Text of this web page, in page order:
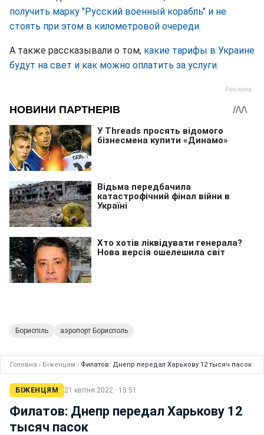
получить марку "Русский военный корабль" и не
стоять при этом в километровой очереди.
А также рассказывали о том, какие тарифы в Украине
будут на свет и как можно оплатить за услуги.
Бориспіль аэропорт Борисполь
Головна › Біженцям › Филатов: Днепр передал Харькову 12 тысяч пасок
БІЖЕНЦЯМ 21 квітня 2022 · 15:51
Филатов: Днепр передал Харькову 12
тысяч пасок